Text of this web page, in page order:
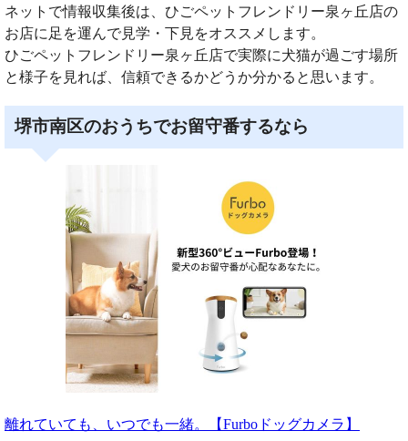
ネットで情報収集後は、ひごペットフレンドリー泉ヶ丘店の
お店に足を運んで見学・下見をオススメします。
ひごペットフレンドリー泉ヶ丘店で実際に犬猫が過ごす場所
と様子を見れば、信頼できるかどうか分かると思います。
堺市南区のおうちでお留守番するなら
離れていても、いつでも一緒。【Furboドッグカメラ】